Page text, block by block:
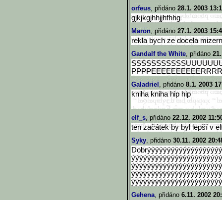
orfeus, přidáno 28.1. 2003
gjkjkgjhhjjhfhhg
Maron, přidáno 27.1. 2003
rekla bych ze docela
Gandalf the White, přidáno
Galadriel , přidáno 8.1. 2003
kniha kniha hip hip
elf_s, přidáno 22.12. 2002
ten začátek by byl lepší v
Syky, přidáno 30.11. 2002
Gehena, přidáno 6.11. 2002